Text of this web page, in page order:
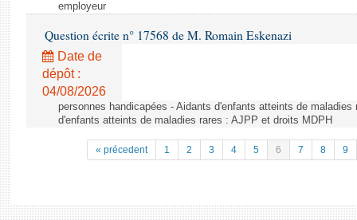
employeur
Question écrite n° 17568 de M. Romain Eskenazi
Date de
dépôt :
04/08/2026
personnes handicapées - Aidants d'enfants atteints de
d'enfants atteints de maladies rares : AJPP et droits MDPH
« précedent 1 2 3 4 5 6 7 8 9